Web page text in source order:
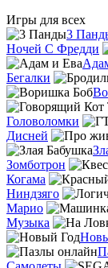
Игры для всех
3
Ночей С Фредди
Бегалки
Головоломки
Дисней
Зомботрон
Когама
Ниндзяго
Марио
Музыка